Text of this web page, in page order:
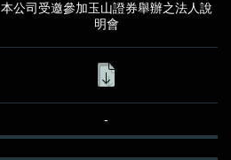
本公司受邀參加玉山證券舉辦之法人說
明會
-